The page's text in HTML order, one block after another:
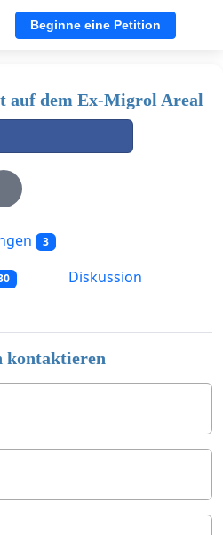
Beginne eine Petition
auf dem Ex-Migrol Areal
3
Diskussion
kontaktieren